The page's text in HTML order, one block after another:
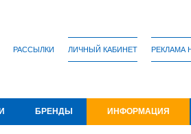
РАССЫЛКИ ЛИЧНЫЙ КАБИНЕТ РЕКЛАМА
БРЕНДЫ ИНФОРМАЦИЯ